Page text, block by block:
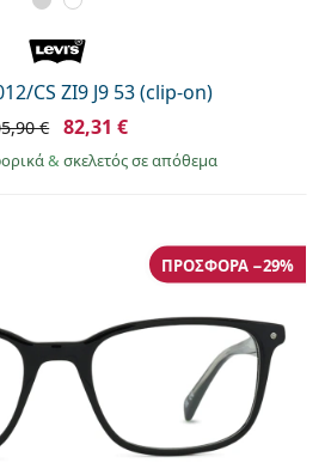
CS ZI9 J9 53 (clip-on)
€ 82,31 €
& σκελετός σε απόθεμα
ΠΡΟΣΦΟΡΆ −29%